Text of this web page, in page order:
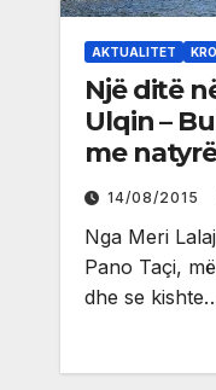
AKTUALITET
Një ditë
Ulqin –
me
14/08/2015
Nga Meri
Pano Taçi,
dhe se